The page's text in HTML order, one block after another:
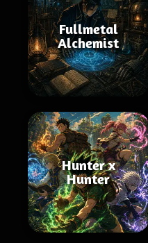
Fullmetal
Alchemist
Hunter x
Hunter